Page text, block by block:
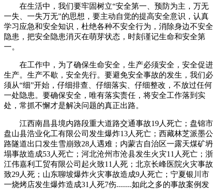
在生活中，我们要牢固树立“安全第一、预防为主，万无
一失、一失万无"的思想，要主动自觉的提高安全意识，认真
学习应急和安全知识，杜绝各种不安全行为，消除身边不安全
隐患，把安全隐患消灭在萌芽状态，时刻谨记生命和安全第
一。
在工作中，为了确保生命安全，生产必须安全，安全促进
生产。生产不歇，安全先行。要避免安全事故的发生，我们必
须从“细”开始，仔细排查、仔细落实、仔细整改，不放过任何
一处隐患。要确保安全，唯有落实责任，将安全工作落到实
处，常抓不懈才是解决问题的真正出路。
江西南昌县境内路段重大道路交通事故19人死亡；盘锦市
盘山县浩业化工有限公司发生爆炸13人死亡；西藏林芝派墨公
路隧道出口发生雪崩致28人遇难；内蒙古自治区一露天煤矿坍
塌事故造成53人死亡；河北沧州市沧县发生火灾11人死亡；浙
江伟嘉利工贸有限公司起火致11人死；北京长峰医院火灾事故
致29人死；山东聊坡爆炸火灾事故造成9人死亡；宁夏银川市
一烧烤店发生爆炸造成31人死7伤........如此之多的事故案例发